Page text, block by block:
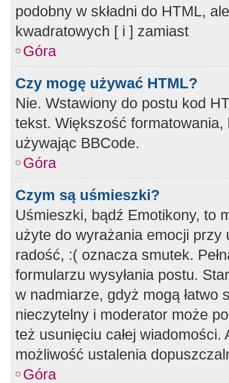
podobny w składni do HTML,
kwadratowych [ i ] zamiast
Góra
Czy mogę używać HTML?
Nie. Wstawiony do postu kod
tekst. Większość
używając BBCode.
Góra
Czym są uśmieszki?
Uśmieszki, bądź Emotikony, to
użyte do wyrażania emocji
radość, :( oznacza smutek.
formularzu wysyłania postu.
w nadmiarze, gdyż mogą
nieczytelny i moderator może
też usunięciu całej
możliwość ustalenia
Góra